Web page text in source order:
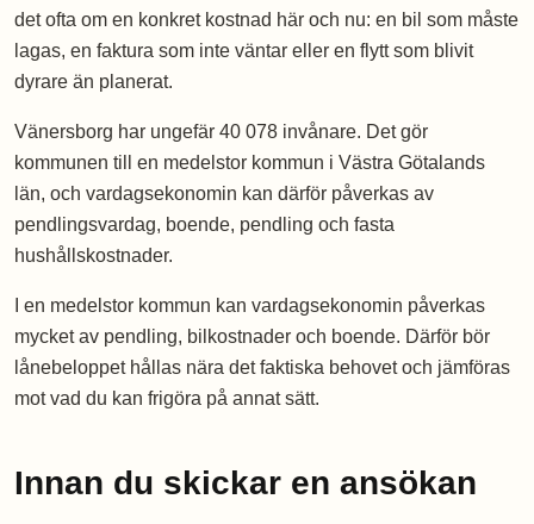
det ofta om en konkret kostnad här och nu: en bil som måste
lagas, en faktura som inte väntar eller en flytt som blivit
dyrare än planerat.
Vänersborg har ungefär 40 078 invånare. Det gör
kommunen till en medelstor kommun i Västra Götalands
län, och vardagsekonomin kan därför påverkas av
pendlingsvardag, boende, pendling och fasta
hushållskostnader.
I en medelstor kommun kan vardagsekonomin påverkas
mycket av pendling, bilkostnader och boende. Därför bör
lånebeloppet hållas nära det faktiska behovet och jämföras
mot vad du kan frigöra på annat sätt.
Innan du skickar en ansökan